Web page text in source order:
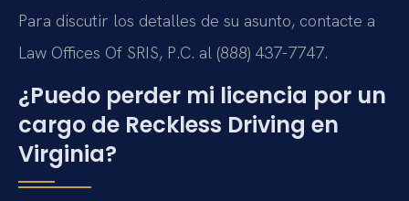
Para discutir los detalles de su asunto, contacte a
Law Offices Of SRIS, P.C. al (888) 437-7747.
¿Puedo perder mi licencia por un
cargo de Reckless Driving en
Virginia?